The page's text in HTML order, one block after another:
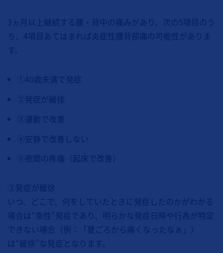
3ヵ月以上継続する腰・背中の痛みがあり、次の5項目のう
ち、4項目あてはまれば炎症性腰背部痛の可能性がありま
す。
①40歳未満で発症
②発症が緩徐
③運動で改善
④安静で改善しない
⑤夜間の疼痛（起床で改善）
②発症が緩徐
いつ、どこで、何をしていたときに発症したのかがわかる
場合は“急性”発症であり、明らかな発症日時や行為が特定
できない場合（例：「夏ごろから痛くなったなぁ」）
は“緩徐”な発症となります。